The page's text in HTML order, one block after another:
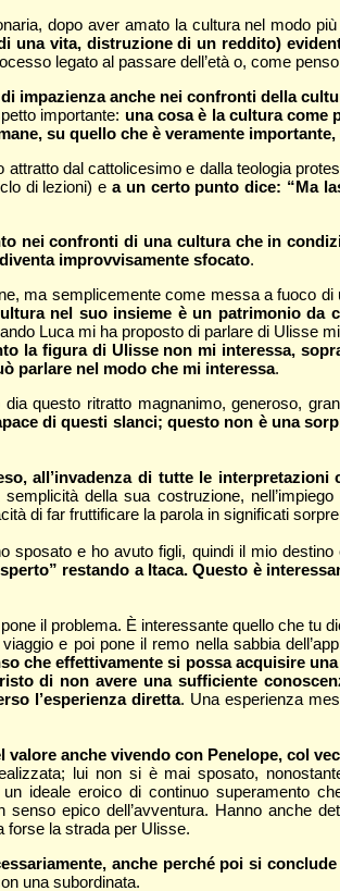
dopo aver amato la cultura nel modo
vita, distruzione di un reddito)
legato al passare dell’età o, come
impazienza anche nei confronti della
importante: una cosa è la cultura come
su quello che è veramente
dal cattolicesimo e dalla teologia
di lezioni) e a un certo punto dice: “Ma
nei confronti di una cultura che in
improvvisamente sfocato.
ma semplicemente come messa a fuoco
nel suo insieme è un patrimonio
Luca mi ha proposto di parlare di Ulisse
la figura di Ulisse non mi interessa,
parlare nel modo che mi interessa.
questo ritratto magnanimo, generoso,
di questi slanci; questo non è una
all’invadenza di tutte le
della sua costruzione,
di far fruttificare la parola in significati
e ho avuto figli, quindi il mio
restando a Itaca. Questo è
il problema. È interessante quello che tu
e poi pone il remo nella sabbia
che effettivamente si possa acquisire
di non avere una sufficiente
l’esperienza diretta. Una esperienza
anche vivendo con Penelope, col
lui non si è mai sposato,
ideale eroico di continuo superamento
epico dell’avventura. Hanno anche
forse la strada per Ulisse.
anche perché poi si
una subordinata.